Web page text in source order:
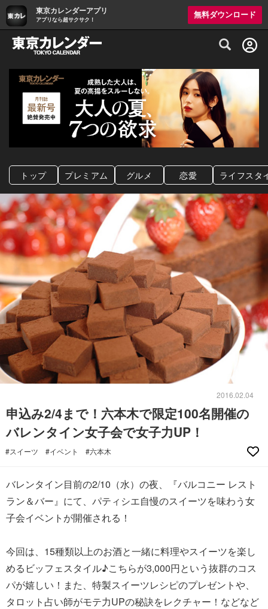
東京カレンダーアプリ
アプリなら超サクサク！
無料ダウンロード
グルメ情報・プレミアムレストラン予約
トップ プレミアム グルメ 恋愛 ライフスタ
2016.02.04
申込み2/4まで！六本木で限定100名開催の
バレンタイン女子会で女子力UP！
#スイーツ #イベント #六本木
バレンタイン目前の2/10（水）の夜、『バルコニー レスト
ラン＆バー』にて、パティシエ自慢のスイーツを味わう女
子会イベントが開催される！
今回は、15種類以上のお酒と一緒に料理やスイーツを楽し
めるビッフェスタイル♪こちらが3,000円という抜群のコス
パが嬉しい！また、特製スイーツレシピのプレゼントや、
タロット占い師がモテ力UPの秘訣をレクチャー！などなど